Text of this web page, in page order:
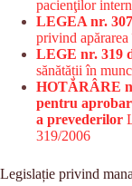
pacienţilor
LEGEA nr.
privind
LEGE nr. 319
sănătății în
HOTĂRÂRE
pentru
a prevederilor
319/2006
Legislație privind